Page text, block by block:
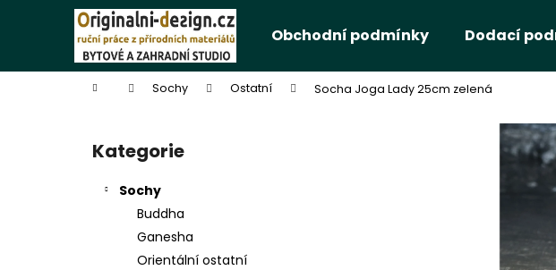
Obchodní podmínky Dodací
Domů Sochy Ostatní Socha Joga Lady 25cm zelená
Přeskočit
kategorie
Kategorie
Sochy
Buddha
Ganesha
Orientální ostatní
í
Zpět
do
Zpět
do
Co